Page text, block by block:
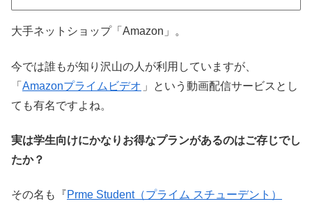
大手ネットショップ「Amazon」。
今では誰もが知り沢山の人が利用していますが、
「 Amazonプライムビデオ 」という動画配信サービスとし
ても有名ですよね。
実は学生向けにかなりお得なプランがあるのはご存じでし
たか？
その名も『Prme Student（プライム スチューデント）